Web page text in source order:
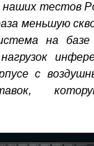
наших тестов
меньшую
на
с